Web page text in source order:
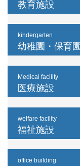
教育施設
kindergarten
幼稚園・保育園
Medical facility
医療施設
welfare facility
福祉施設
office building